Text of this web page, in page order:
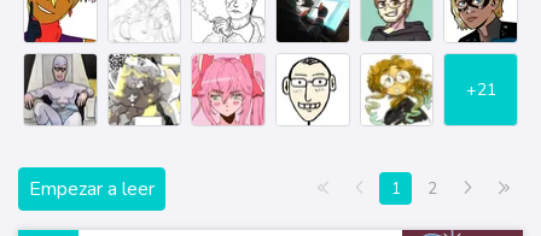
+21
Empezar a leer Primera página
Anterior
1 2 Siguiente